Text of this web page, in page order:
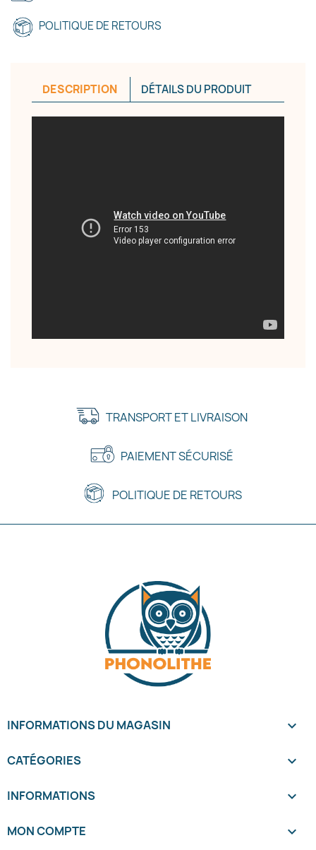
POLITIQUE DE RETOURS
DESCRIPTION DÉTAILS DU PRODUIT
TRANSPORT ET LIVRAISON
PAIEMENT SÉCURISÉ
POLITIQUE DE RETOURS
INFORMATIONS DU MAGASIN keyboard_arrow_down
CATÉGORIES 
INFORMATIONS 
MON COMPTE 